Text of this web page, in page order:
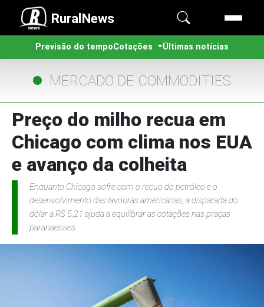
RuralNews
Previsão do tempoCotações Últimas notícias
MERCADO DE COMMODITIES
Preço do milho recua em
Chicago com clima nos EUA
e avanço da colheita
Enquanto Chicago sofre com o recuo do petróleo e o
desenvolvimento das lavouras americanas, a disparada do
dólar a R$ 5,21 ajuda a equilibrar as cotações nas praças
paranaenses